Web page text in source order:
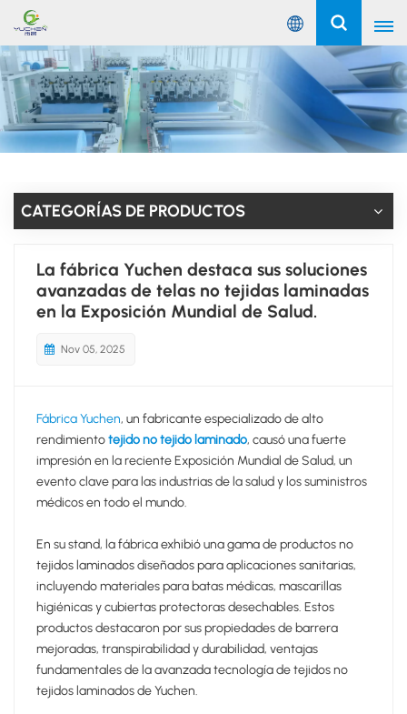
Español
English
Русский
Español
عربي
CATEGORÍAS DE PRODUCTOS
La fábrica Yuchen destaca sus soluciones
avanzadas de telas no tejidas laminadas
en la Exposición Mundial de Salud.
Nov 05, 2025
Fábrica Yuchen, un fabricante especializado de alto
rendimientotejido no tejido laminado, causó una fuerte
impresión en la reciente Exposición Mundial de Salud, un
evento clave para las industrias de la salud y los suministros
médicos en todo el mundo.
En su stand, la fábrica exhibió una gama de productos no
tejidos laminados diseñados para aplicaciones sanitarias,
incluyendo materiales para batas médicas, mascarillas
higiénicas y cubiertas protectoras desechables. Estos
productos destacaron por sus propiedades de barrera
mejoradas, transpirabilidad y durabilidad, ventajas
fundamentales de la avanzada tecnología de tejidos no
tejidos laminados de Yuchen.